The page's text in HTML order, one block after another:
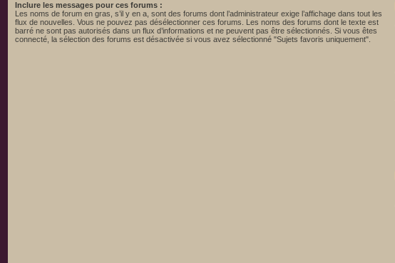
Inclure les messages pour ces forums :
Les noms de forum en gras, s’il y en a, sont des forums dont l’administrateur exige l’affichage dans tout les
flux de nouvelles. Vous ne pouvez pas désélectionner ces forums. Les noms des forums dont le texte est
barré ne sont pas autorisés dans un flux d’informations et ne peuvent pas être sélectionnés. Si vous êtes
connecté, la sélection des forums est désactivée si vous avez sélectionné "Sujets favoris uniquement".